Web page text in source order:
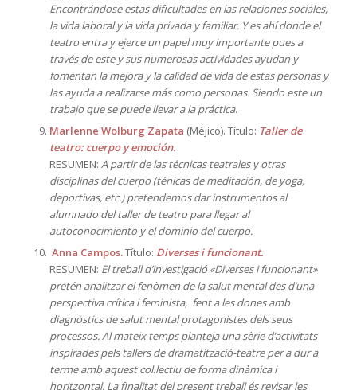
Encontrándose estas dificultades en las relaciones sociales,
la vida laboral y la vida privada y familiar. Y es ahí donde el
teatro entra y ejerce un papel muy importante pues a
través de este y sus numerosas actividades ayudan y
fomentan la mejora y la calidad de vida de estas personas y
las ayuda a realizarse más como personas. Siendo este un
trabajo que se puede llevar a la práctica.
Marlenne Wolburg Zapata (Méjico). Título: Taller de
teatro: cuerpo y emoción.
RESUMEN: A partir de las técnicas teatrales y otras
disciplinas del cuerpo (ténicas de meditación, de yoga,
deportivas, etc.) pretendemos dar instrumentos al
alumnado del taller de teatro para llegar al
autoconocimiento y el dominio del cuerpo.
Anna Campos.Título: Diverses i funcionant.
RESUMEN: El treball d’investigació «Diverses i funcionant»
pretén analitzar el fenòmen de la salut mental des d’una
perspectiva crítica i feminista, fent a les dones amb
diagnòstics de salut mental protagonistes dels seus
processos. Al mateix temps planteja una sèrie d’activitats
inspirades pels tallers de dramatització-teatre per a dur a
terme amb aquest col.lectiu de forma dinàmica i
horitzontal. La finalitat del present treball és revisar les